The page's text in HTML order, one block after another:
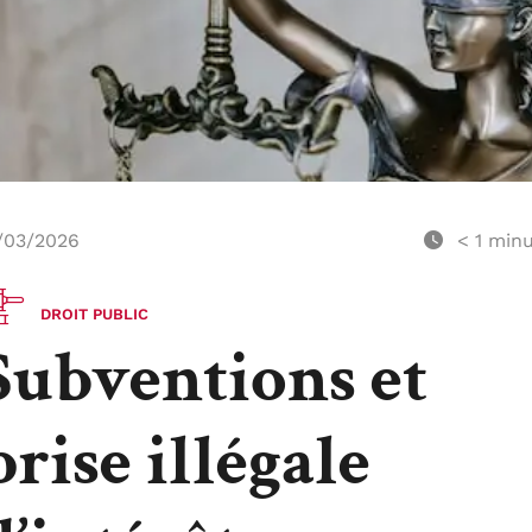
03/2026 < 1
DROIT PUBLIC
et
illégale